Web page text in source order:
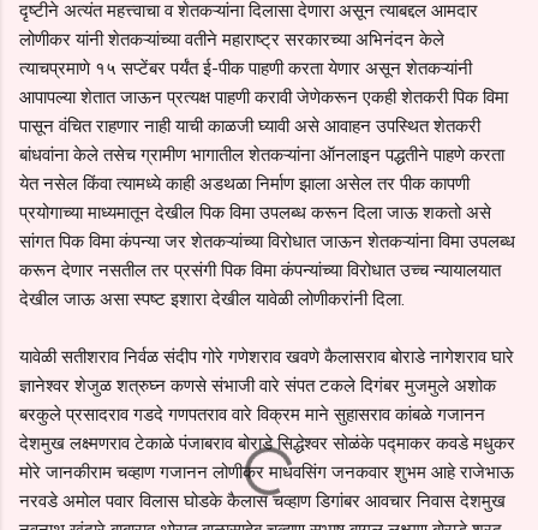
दृष्टीने अत्यंत महत्त्वाचा व शेतकऱ्यांना दिलासा देणारा असून त्याबद्दल आमदार
लोणीकर यांनी शेतकऱ्यांच्या वतीने महाराष्ट्र सरकारच्या अभिनंदन केले
त्याचप्रमाणे १५ सप्टेंबर पर्यंत ई-पीक पाहणी करता येणार असून शेतकऱ्यांनी
आपापल्या शेतात जाऊन प्रत्यक्ष पाहणी करावी जेणेकरून एकही शेतकरी पिक विमा
पासून वंचित राहणार नाही याची काळजी घ्यावी असे आवाहन उपस्थित शेतकरी
बांधवांना केले तसेच ग्रामीण भागातील शेतकऱ्यांना ऑनलाइन पद्धतीने पाहणे करता
येत नसेल किंवा त्यामध्ये काही अडथळा निर्माण झाला असेल तर पीक कापणी
प्रयोगाच्या माध्यमातून देखील पिक विमा उपलब्ध करून दिला जाऊ शकतो असे
सांगत पिक विमा कंपन्या जर शेतकऱ्यांच्या विरोधात जाऊन शेतकऱ्यांना विमा उपलब्ध
करून देणार नसतील तर प्रसंगी पिक विमा कंपन्यांच्या विरोधात उच्च न्यायालयात
देखील जाऊ असा स्पष्ट इशारा देखील यावेळी लोणीकरांनी दिला.
यावेळी सतीशराव निर्वळ संदीप गोरे गणेशराव खवणे कैलासराव बोराडे नागेशराव घारे
ज्ञानेश्वर शेजुळ शत्रुघ्न कणसे संभाजी वारे संपत टकले दिगंबर मुजमुले अशोक
बरकुले प्रसादराव गडदे गणपतराव वारे विक्रम माने सुहासराव कांबळे गजानन
देशमुख लक्ष्मणराव टेकाळे पंजाबराव बोराडे सिद्धेश्वर सोळंके पद्माकर कवडे मधुकर
मोरे जानकीराम चव्हाण गजानन लोणीकर माधवसिंग जनकवार शुभम आहे राजेभाऊ
नरवडे अमोल पवार विलास घोडके कैलास चव्हाण डिगांबर आवचार निवास देशमुख